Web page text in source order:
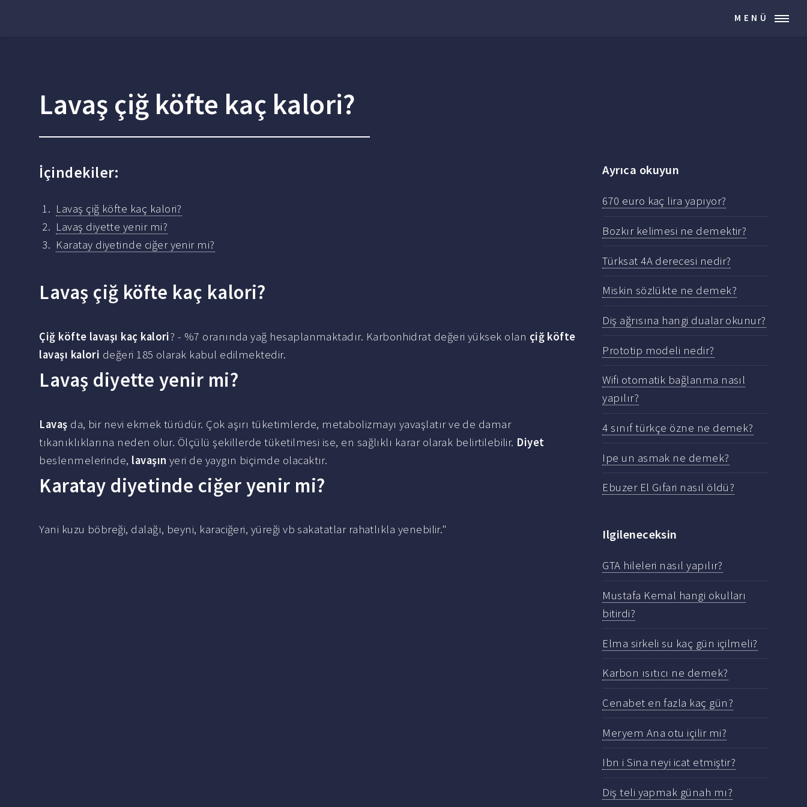
MENÜ
Lavaş çiğ köfte kaç kalori?
İçindekiler:
Lavaş çiğ köfte kaç kalori?
Lavaş diyette yenir mi?
Karatay diyetinde ciğer yenir mi?
Lavaş çiğ köfte kaç kalori?
Çiğ köfte lavaşı kaç kalori? - %7 oranında yağ hesaplanmaktadır. Karbonhidrat değeri yüksek olan çiğ köfte
lavaşı kalori değeri 185 olarak kabul edilmektedir.
Lavaş diyette yenir mi?
Lavaş da, bir nevi ekmek türüdür. Çok aşırı tüketimlerde, metabolizmayı yavaşlatır ve de damar
tıkanıklıklarına neden olur. Ölçülü şekillerde tüketilmesi ise, en sağlıklı karar olarak belirtilebilir. Diyet
beslenmelerinde, lavaşın yeri de yaygın biçimde olacaktır.
Karatay diyetinde ciğer yenir mi?
Yani kuzu böbreği, dalağı, beyni, karaciğeri, yüreği vb sakatatlar rahatlıkla yenebilir."
Ayrıca okuyun
670 euro kaç lira yapıyor?
Bozkır kelimesi ne demektir?
Türksat 4A derecesi nedir?
Miskin sözlükte ne demek?
Diş ağrısına hangi dualar okunur?
Prototip modeli nedir?
Wifi otomatik bağlanma nasıl
yapılır?
4 sınıf türkçe özne ne demek?
Ipe un asmak ne demek?
Ebuzer El Gıfari nasıl öldü?
Ilgileneceksin
GTA hileleri nasıl yapılır?
Mustafa Kemal hangi okulları
bitirdi?
Elma sirkeli su kaç gün içilmeli?
Karbon ısıtıcı ne demek?
Cenabet en fazla kaç gün?
Meryem Ana otu içilir mi?
Ibn i Sina neyi icat etmiştir?
Diş teli yapmak günah mı?